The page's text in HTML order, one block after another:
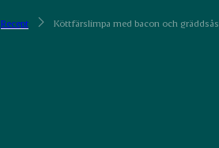
Recept Köttfärslimpa med bacon och gräddsås